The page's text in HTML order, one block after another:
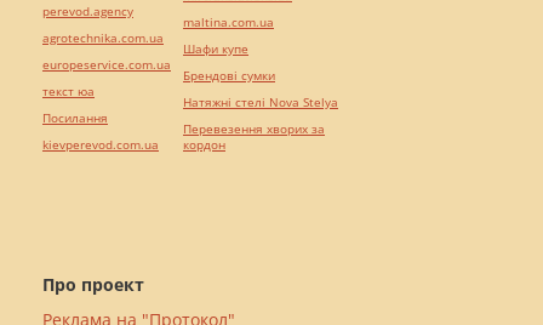
Про проект
Реклама на "Протокол"
perevod.agency
agrotechnika.com.ua
europeservice.com.ua
текст юа
Посилання
kievperevod.com.ua
maltina.com.ua
Шафи купе
Брендові сумки
Натяжні стелі Nova Stelya
Перевезення хворих за
кордон